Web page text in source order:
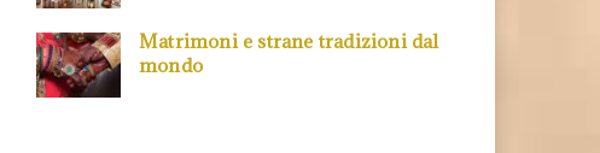
Matrimoni e strane tradizioni dal
mondo